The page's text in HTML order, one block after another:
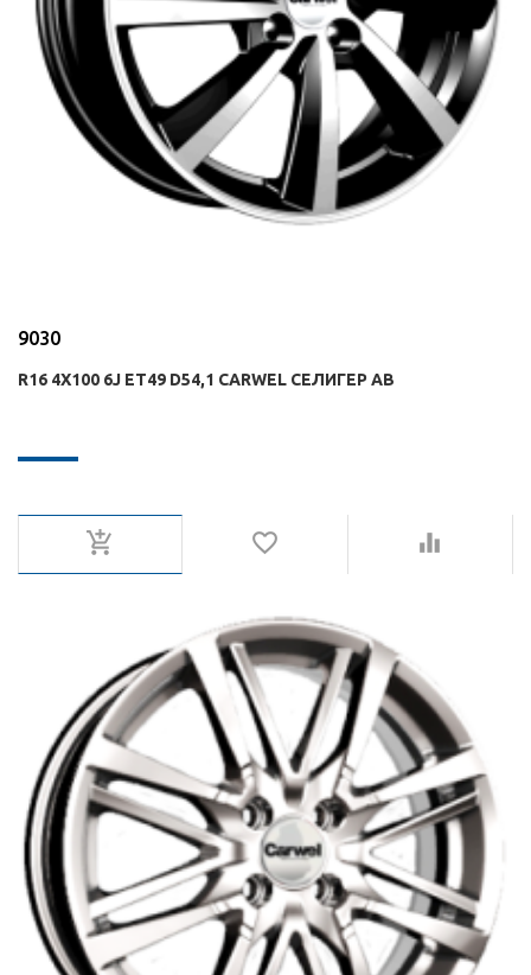
9030
R16 4X100 6J ET49 D54,1 CARWEL СЕЛИГЕР AB